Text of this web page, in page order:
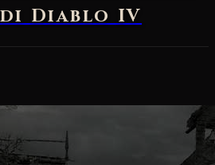
Diablo IV